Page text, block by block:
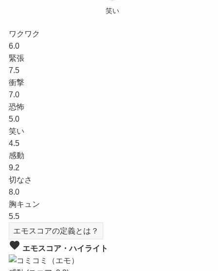
ワクワク
6.0
緊張
7.5
衝撃
7.0
恐怖
5.0
笑い
4.5
感動
9.2
切なさ
8.0
胸キュン
5.5
エモスコアの定義とは？
favorite エモスコア・ハイライト